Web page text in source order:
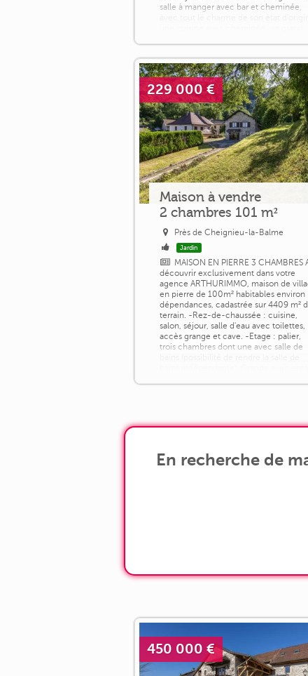
salle à manger avec bar et cheminée,
229 000 €
Maison à vendre
2 chambres 101 m²
Près de Cheignieu-la-Balme
Jardin
MAISON EN PIERRE 3 CHAMBRES
découvrir exclusivement dans votre
agence ARTHURIMMO, maison de
en pierre de 100m² habitables environ
dépendances, cadastrée sur 4409 m²
terrain. -Rez-de-chaussée : cuisine,
salon, séjour, salle d'eau avec toilettes,
accès grange et cave. -Etage : palier,
trois chambres dont une avec salle de
En recherche de
450 000 €